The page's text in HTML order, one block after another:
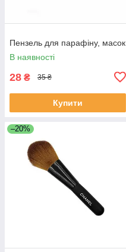
Пензель для парафіну, масок
В наявності
28 ₴ 35 ₴
Купити
–20%